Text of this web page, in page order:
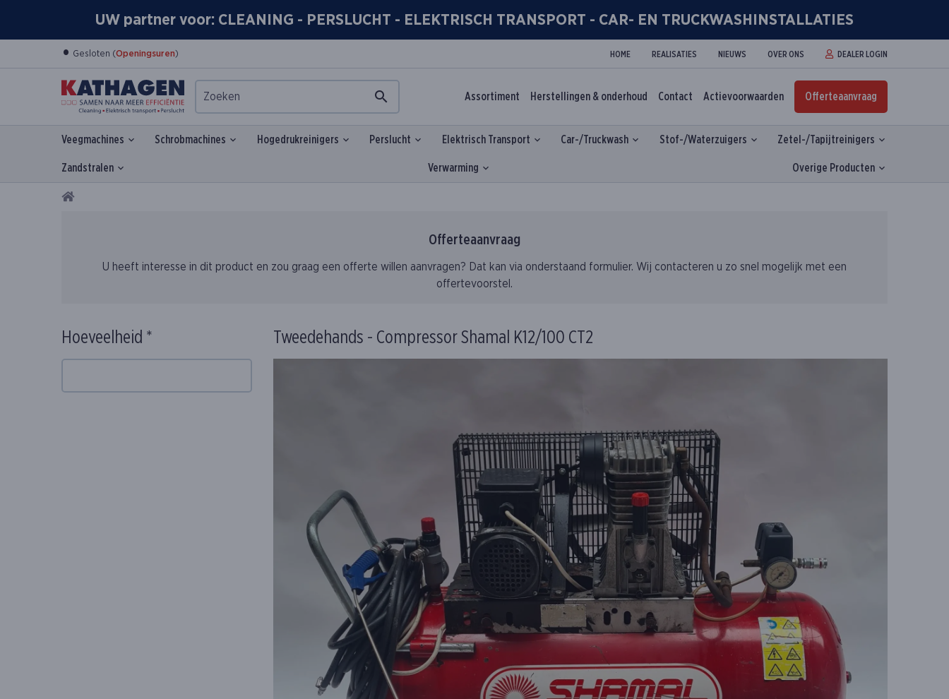
UW partner voor: CLEANING - PERSLUCHT - ELEKTRISCH TRANSPORT - CAR- EN TRUCKWASHINSTALLATIES
• Gesloten (Openingsuren) HOME REALISATIES NIEUWS OVER ONS DEALER LOGIN
Assortiment Herstellingen & onderhoud Contact Actievoorwaarden Offerteaanvraag
Veegmachines Schrobmachines Hogedrukreinigers Perslucht Elektrisch Transport Car-/Truckwash Stof-/Waterzuigers Zetel-/Tapijtreinigers
Zandstralen Verwarming Overige Producten
Home
Offerteaanvraag
U heeft interesse in dit product en zou graag een offerte willen aanvragen? Dat kan via onderstaand formulier. Wij contacteren u zo snel mogelijk met een
offertevoorstel.
Hoeveelheid * Tweedehands - Compressor Shamal K12/100 CT2